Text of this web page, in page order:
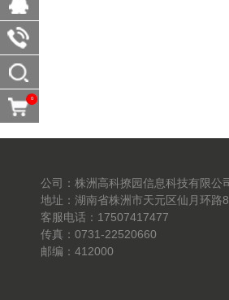
公司：株洲高科撩园信息科技有限公
地址：湖南省株洲市天元区仙月环
客服电话：17507417477
传真：0731-22520660
邮编：412000
0